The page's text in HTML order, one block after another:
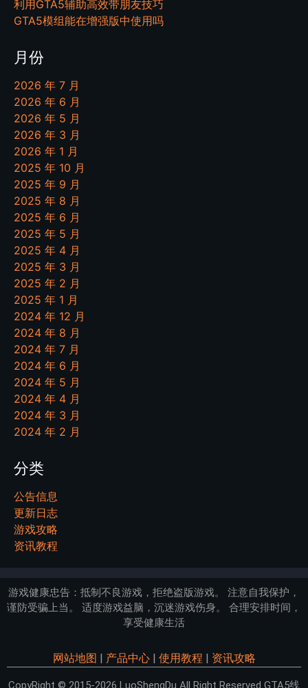
利用GTA5辅助高效带朋友技巧
GTA5模组能在增强版中使用吗
月份
2026 年 7 月
2026 年 6 月
2026 年 5 月
2026 年 3 月
2026 年 1 月
2025 年 10 月
2025 年 9 月
2025 年 8 月
2025 年 6 月
2025 年 5 月
2025 年 4 月
2025 年 3 月
2025 年 2 月
2025 年 1 月
2024 年 12 月
2024 年 8 月
2024 年 7 月
2024 年 6 月
2024 年 5 月
2024 年 4 月
2024 年 3 月
2024 年 2 月
分类
公告信息
更新日志
游戏攻略
资讯教程
游戏健康忠告：抵制不良游戏，拒绝盗版游戏。 注意自我保护，
谨防受骗上当。 适度游戏益脑，沉迷游戏伤身。 合理安排时间，
享受健康生活
网站地图 | 产品中心| 使用教程 | 资讯攻略
CopyRight © 2015-2026 LuoShengDu All Right Reserved GTA5线